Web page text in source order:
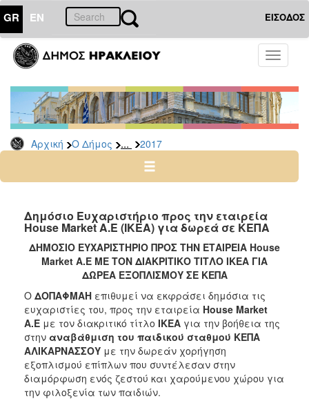
GR EN ΕΙΣΟΔΟΣ
Toggle
Αρχική Ο Δήμος ... 2017
ΔΗΜΟΣ
Δελτία
Τύπου
Αρχείο
2026
2024
2022
2021
2020
2019
2018
2017
2016
2015
2013
Δημόσιο Ευχαριστήριο προς την εταιρεία
House Market A.E (ΙΚΕΑ) για δωρεά σε ΚΕΠΑ
ΔΗΜΟΣΙΟ ΕΥΧΑΡΙΣΤΗΡΙΟ ΠΡΟΣ ΤΗΝ ΕΤΑΙΡΕΙΑ House
Market A.E ΜΕ ΤΟΝ ΔΙΑΚΡΙΤΙΚΟ ΤΙΤΛΟ ΙΚΕΑ ΓΙΑ
ΔΩΡΕΑ ΕΞΟΠΛΙΣΜΟΥ ΣΕ ΚΕΠΑ
Ο ΔΟΠΑΦΜΑΗ επιθυμεί να εκφράσει δημόσια τις
ευχαριστίες του, προς την εταιρεία House Market
A.E με τον διακριτικό τίτλο ΙΚΕΑ για την βοήθεια της
στην αναβάθμιση του παιδικού σταθμού ΚΕΠΑ
ΑΛΙΚΑΡΝΑΣΣΟΥ με την δωρεάν χορήγηση
εξοπλισμού επίπλων που συντέλεσαν στην
διαμόρφωση ενός ζεστού και χαρούμενου χώρου για
την φιλοξενία των παιδιών.